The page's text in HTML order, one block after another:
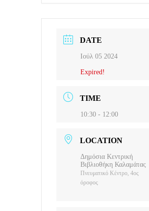
DATE
Ιούλ 05 2024
Expired!
TIME
10:30 - 12:00
LOCATION
Δημόσια Κεντρική
Βιβλιοθήκη Καλαμάτας
Πνευματικό Κέντρο, 4ος
όροφος